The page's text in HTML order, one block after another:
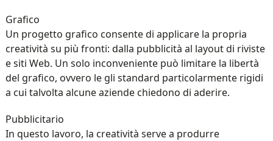
Grafico
Un progetto grafico consente di applicare la propria
creatività su più fronti: dalla pubblicità al layout di riviste
e siti Web. Un solo inconveniente può limitare la libertà
del grafico, ovvero le gli standard particolarmente rigidi
a cui talvolta alcune aziende chiedono di aderire.
Pubblicitario
In questo lavoro, la creatività serve a produrre